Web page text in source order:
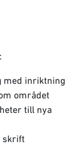
med inriktning
området
till nya
skrift